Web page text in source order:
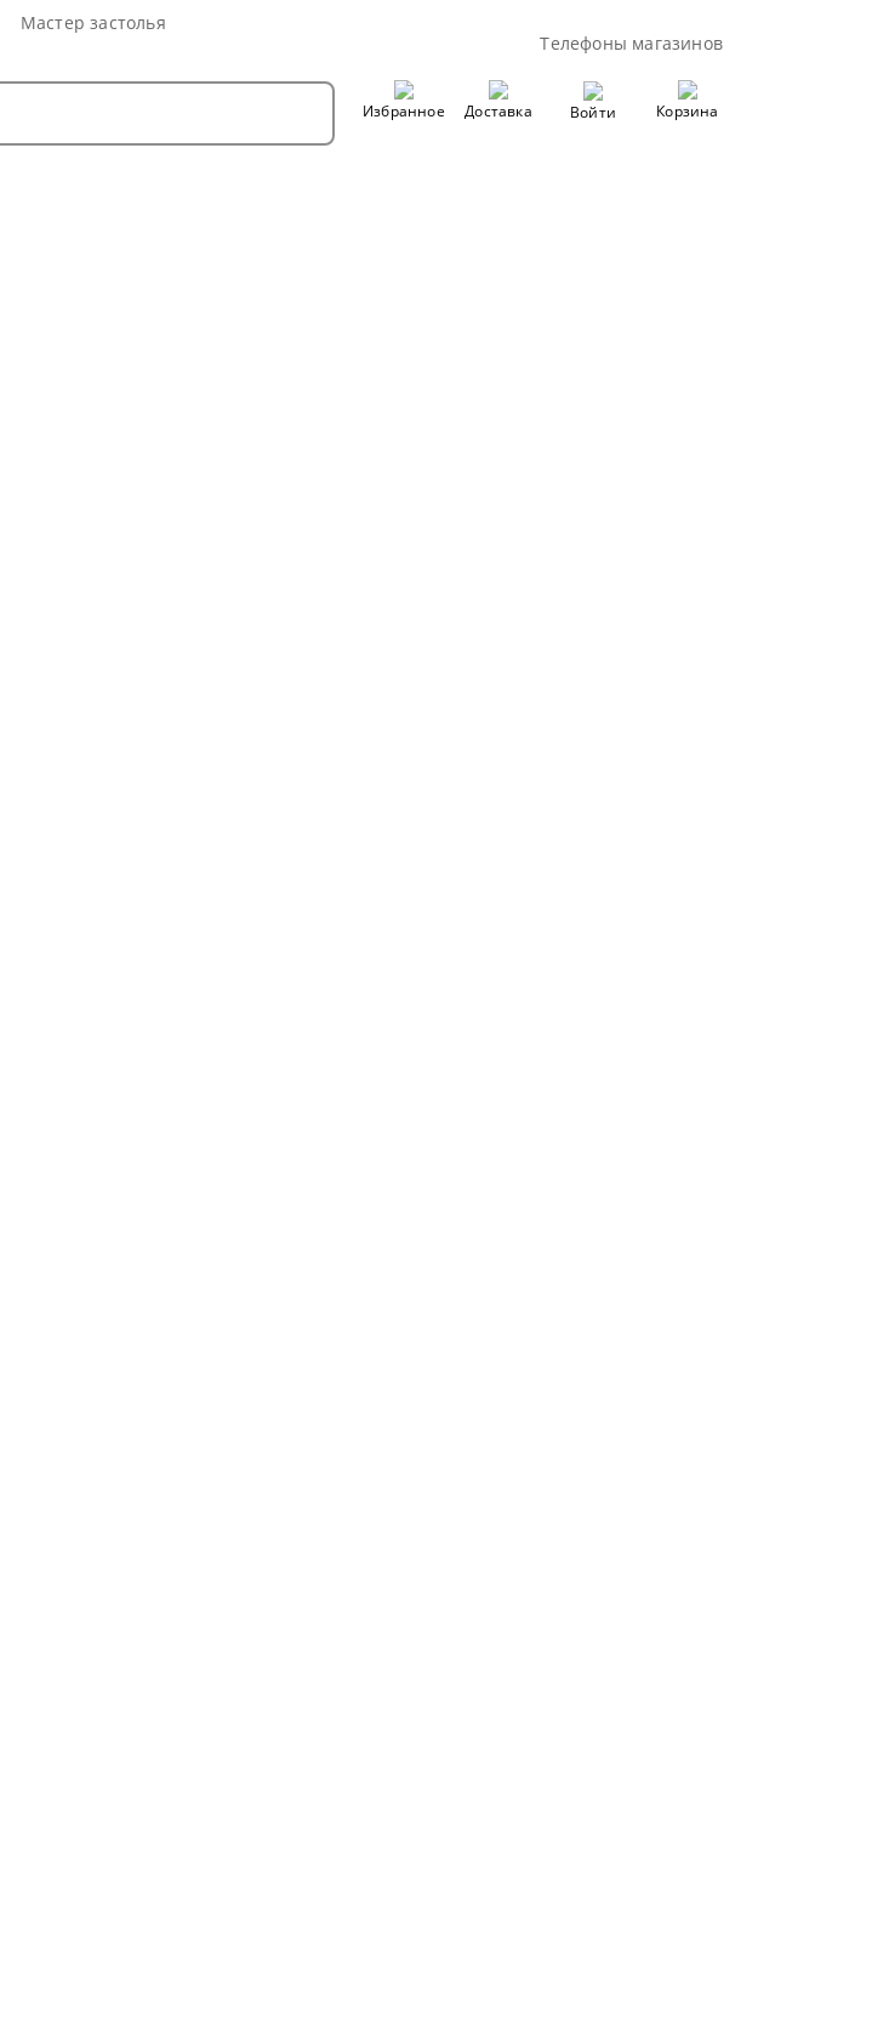
Мастер застолья
Телефоны магазинов
Избранное Доставка Войти Корзина